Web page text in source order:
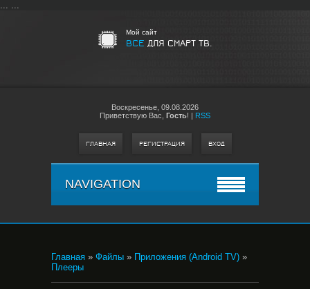
... ...
Мой сайт
ВСЕ ДЛЯ СМАРТ ТВ.
Воскресенье, 09.08.2026
Приветствую Вас Гость! | RSS
ГЛАВНАЯ РЕГИСТРАЦИЯ ВХОД
NAVIGATION
Главная » Файлы » Приложения (Android TV) »
Плееры